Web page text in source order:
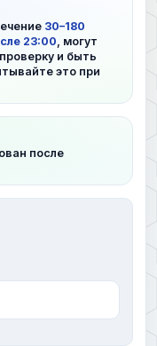
30–180
23:00 , могут
и быть
это при
после